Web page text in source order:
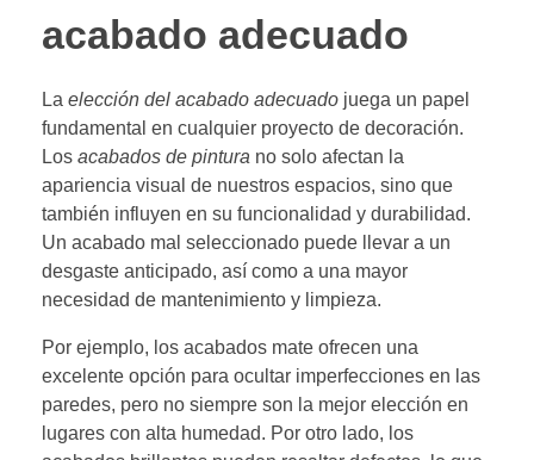
acabado adecuado
La elección del acabado adecuado juega un papel
fundamental en cualquier proyecto de decoración.
Los acabados de pintura no solo afectan la
apariencia visual de nuestros espacios, sino que
también influyen en su funcionalidad y durabilidad.
Un acabado mal seleccionado puede llevar a un
desgaste anticipado, así como a una mayor
necesidad de mantenimiento y limpieza.
Por ejemplo, los acabados mate ofrecen una
excelente opción para ocultar imperfecciones en las
paredes, pero no siempre son la mejor elección en
lugares con alta humedad. Por otro lado, los